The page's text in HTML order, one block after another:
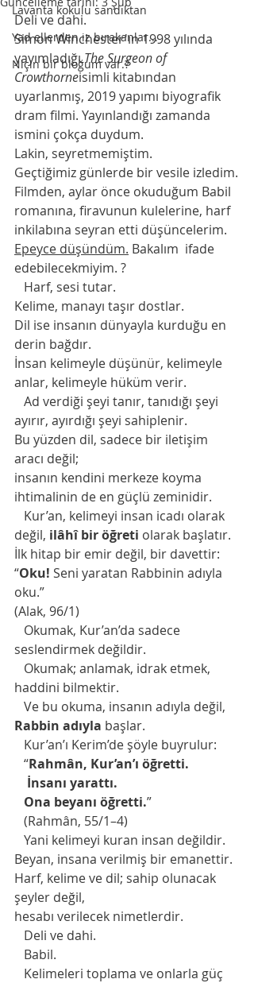
Lavanta kokulu sandıktan
Yad ellerden iz bırakanlar...
Niçin bir bloğum var.?
Deli ve dahi.
Simon Winchester'ın 1998 yılında
yayımladığı The Surgeon of
Crowthorneisimli kitabından
uyarlanmış, 2019 yapımı biyografik
dram filmi. Yayınlandığı zamanda
ismini çokça duydum.
Lakin, seyretmemiştim.
Geçtiğimiz günlerde bir vesile izledim.
Filmden, aylar önce okuduğum Babil
romanına, firavunun kulelerine, harf
inkilabına seyran etti düşüncelerim.
Epeyce düşündüm. Bakalım  ifade
edebilecekmiyim. ?
   Harf, sesi tutar.
Kelime, manayı taşır dostlar.
Dil ise insanın dünyayla kurduğu en
derin bağdır.
İnsan kelimeyle düşünür, kelimeyle
anlar, kelimeyle hüküm verir.
ayırır, ayırdığı şeyi sahiplenir.
Bu yüzden dil, sadece bir iletişim
aracı değil;
insanın kendini merkeze koyma
ihtimalinin de en güçlü zeminidir.
Kur’an, kelimeyi insan icadı olarak
değil, ilâhî bir öğreti olarak başlatır.
İlk hitap bir emir değil, bir davettir:
“Oku! Seni yaratan Rabbinin adıyla
oku.”
(Alak, 96/1)
seslendirmek değildir.
haddini bilmektir.
   Ve bu okuma, insanın adıyla değil,
Rabbin adıyla başlar.
   Kur’an’ı Kerim’de şöyle buyrulur:
   “
Rahmân, Kur’an’ı öğretti.
    İnsanı yarattı.
   Ona beyanı öğretti.
”
   (Rahmân, 55/1–4)
   Yani kelimeyi kuran insan değildir.
Beyan, insana verilmiş bir emanettir.
Harf, kelime ve dil; sahip olunacak
şeyler değil,
hesabı verilecek nimetlerdir.
   Deli ve dahi.
   Babil.